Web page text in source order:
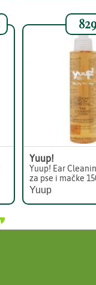
829
Yuup!
Yuup! Ear
za pse i mačke
Yuup